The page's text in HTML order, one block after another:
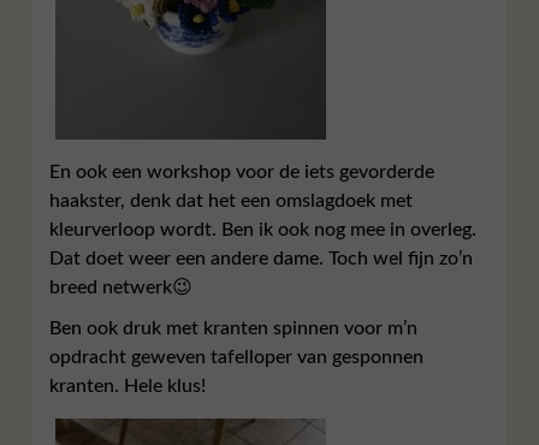
En ook een workshop voor de iets gevorderde
haakster, denk dat het een omslagdoek met
kleurverloop wordt. Ben ik ook nog mee in overleg.
Dat doet weer een andere dame. Toch wel fijn zo’n
breed netwerk😉
Ben ook druk met kranten spinnen voor m’n
opdracht geweven tafelloper van gesponnen
kranten. Hele klus!